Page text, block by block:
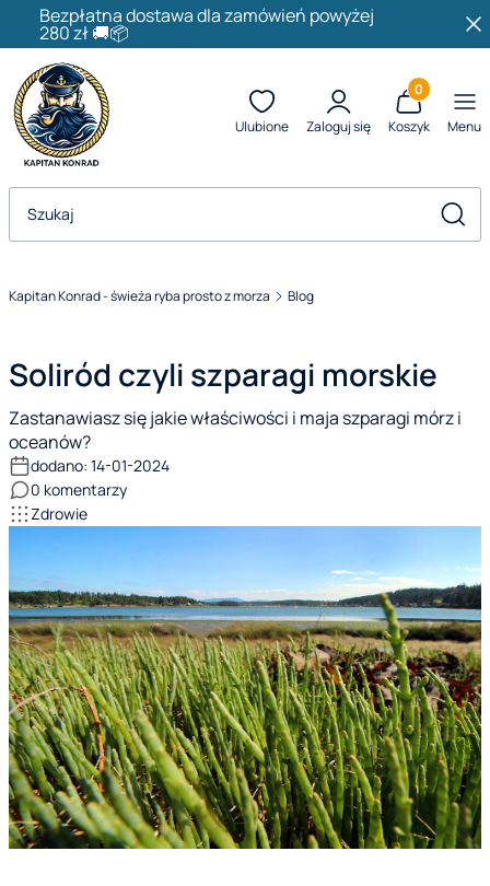
Bezpłatna dostawa dla zamówień powyżej
280 zł 🚚📦
Ulubione Zaloguj się
Produkty w
Koszyk Menu
Otwórz wyszukiwarkę
Kapitan Konrad - świeża ryba prosto z morza Blog
Soliród czyli szparagi morskie
Zastanawiasz się jakie właściwości i maja szparagi mórz i
oceanów?
dodano: 14-01-2024
0 komentarzy
Zdrowie